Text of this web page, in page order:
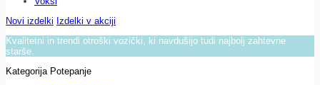
Novi izdelki Izdelki v akciji
Kvalitetni in trendi otroški vozički, ki navdušijo tudi najbolj zahtevne
starše.
Kategorija Potepanje